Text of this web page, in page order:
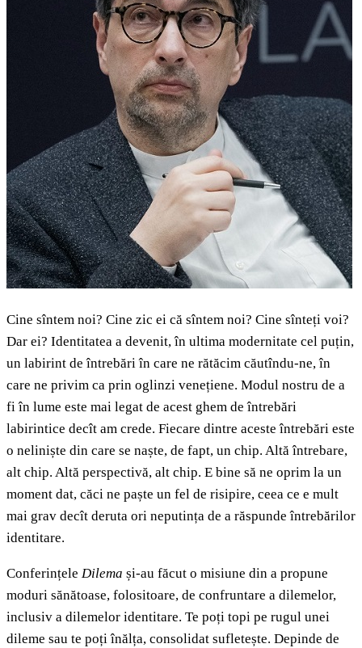
Cine sîntem noi? Cine zic ei că sîntem noi? Cine sînteți voi?
Dar ei? Identitatea a devenit, în ultima modernitate cel puțin,
un labirint de întrebări în care ne rătăcim căutîndu-ne, în
care ne privim ca prin oglinzi venețiene. Modul nostru de a
fi în lume este mai legat de acest ghem de întrebări
labirintice decît am crede. Fiecare dintre aceste întrebări este
o neliniște din care se naște, de fapt, un chip. Altă întrebare,
alt chip. Altă perspectivă, alt chip. E bine să ne oprim la un
moment dat, căci ne paște un fel de risipire, ceea ce e mult
mai grav decît deruta ori neputința de a răspunde întrebărilor
identitare.
Conferințele Dilema și-au făcut o misiune din a propune
moduri sănătoase, folositoare, de confruntare a dilemelor,
inclusiv a dilemelor identitare. Te poți topi pe rugul unei
dileme sau te poți înălța, consolidat sufletește. Depinde de